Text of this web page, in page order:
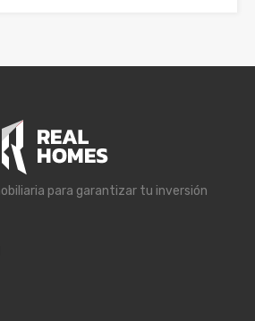
para garantizar tu inversión